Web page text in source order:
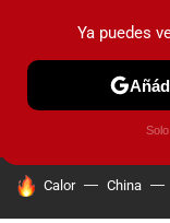
PRUEBAS
HOY SE HABLA DE
Calor China
Ya puedes